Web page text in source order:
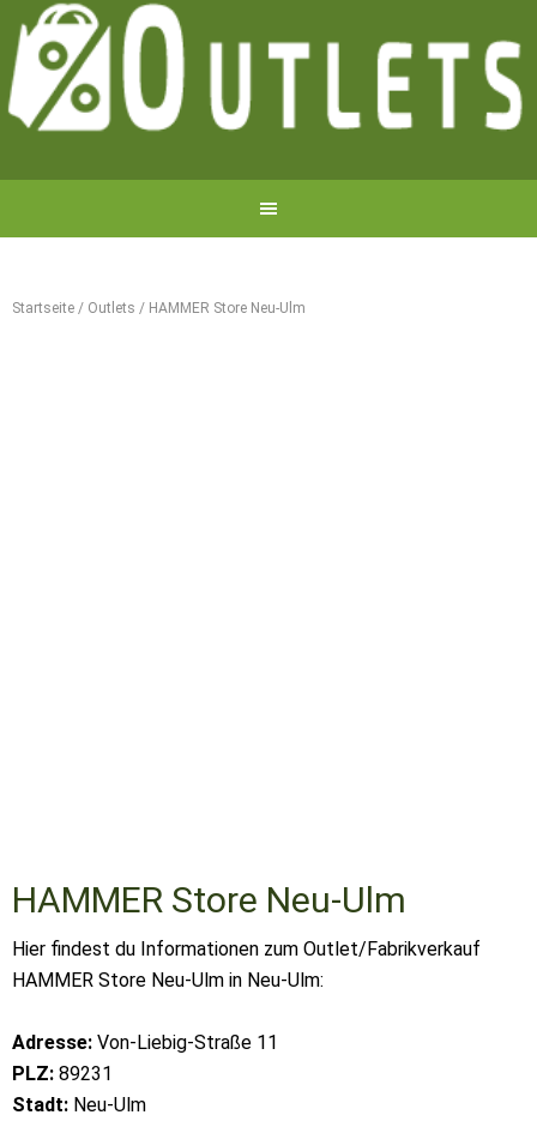
Startseite / Outlets / HAMMER Store Neu-Ulm
HAMMER Store Neu-Ulm
Hier findest du Informationen zum Outlet/Fabrikverkauf
HAMMER Store Neu-Ulm in Neu-Ulm:
Adresse: Von-Liebig-Straße 11
PLZ: 89231
Stadt: Neu-Ulm